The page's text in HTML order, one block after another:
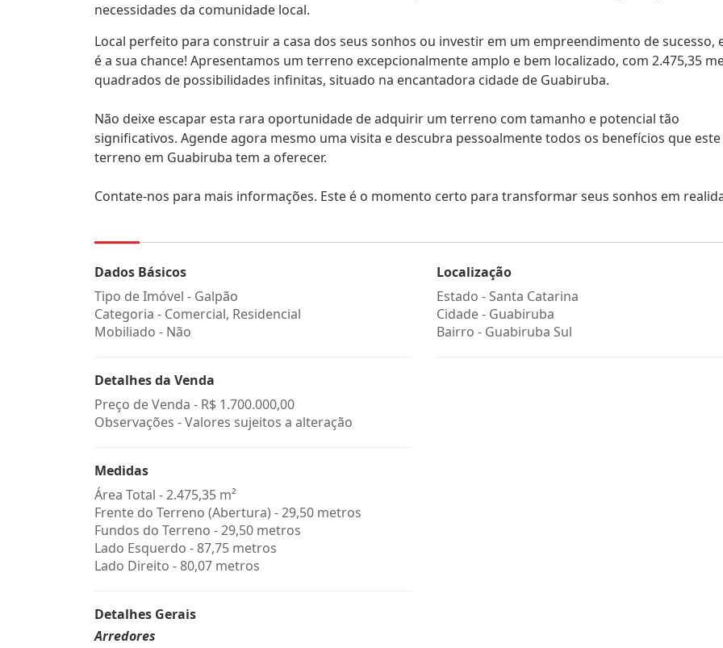
necessidades da comunidade local.
Local perfeito para construir a casa dos seus sonhos ou investir em um empreendimento de sucesso,
é a sua chance! Apresentamos um terreno excepcionalmente amplo e bem localizado, com 2.475,35
quadrados de possibilidades infinitas, situado na encantadora cidade de Guabiruba.
Não deixe escapar esta rara oportunidade de adquirir um terreno com tamanho e potencial tão
significativos. Agende agora mesmo uma visita e descubra pessoalmente todos os benefícios que este
terreno em Guabiruba tem a oferecer.
Contate-nos para mais informações. Este é o momento certo para transformar seus sonhos em
Dados Básicos
Tipo de Imóvel - Galpão
Categoria - Comercial, Residencial
Mobiliado - Não
Detalhes da Venda
Preço de Venda - R$ 1.700.000,00
Observações - Valores sujeitos a alteração
Medidas
Área Total - 2.475,35 m²
Frente do Terreno (Abertura) - 29,50 metros
Fundos do Terreno - 29,50 metros
Lado Esquerdo - 87,75 metros
Lado Direito - 80,07 metros
Detalhes Gerais
Arredores
Localização
Estado -Santa Catarina
Cidade - Guabiruba
Bairro - Guabiruba Sul